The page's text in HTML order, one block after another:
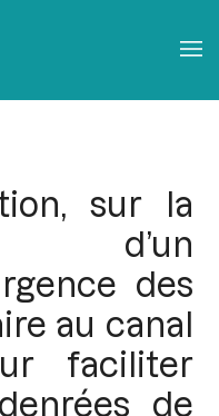
sur la
d’un
des
au canal
faciliter
de